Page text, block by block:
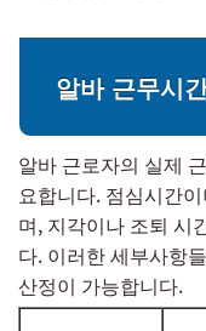
알바 근무시
알바 근로자의 실제
요합니다. 점심시간
며, 지각이나 조퇴 시
다. 이러한 세부사항
산정이 가능합니다.